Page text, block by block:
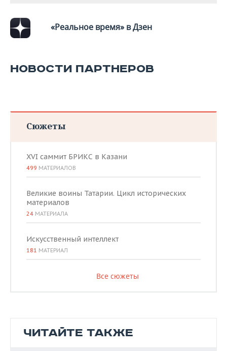
«Реальное время» в Дзен
НОВОСТИ ПАРТНЕРОВ
Сюжеты
XVI саммит БРИКС в Казани
499 МАТЕРИАЛОВ
Великие воины Татарии. Цикл исторических
материалов
24 МАТЕРИАЛА
Искусственный интеллект
181 МАТЕРИАЛ
Все сюжеты
ЧИТАЙТЕ ТАКЖЕ